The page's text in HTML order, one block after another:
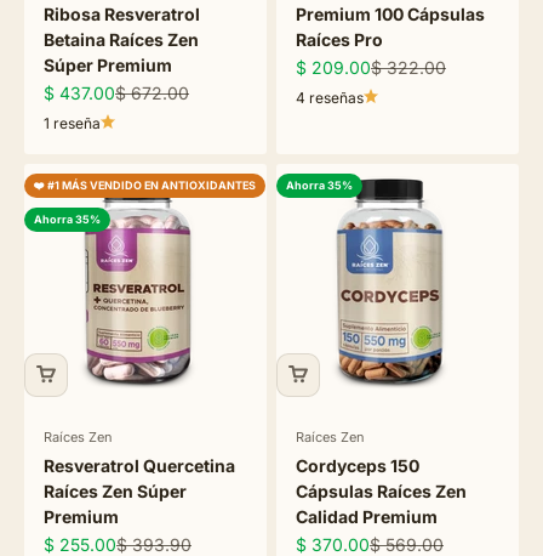
Ribosa Resveratrol
Betaina Raíces Zen
Súper Premium
Precio de oferta
$ 437.00Precio normal
$ 672.00
1 reseña
Premium 100 Cápsulas
Raíces Pro
Precio de oferta
$ 209.00Precio normal
$ 322.00
4 reseñas
❤️ #1 MÁS VENDIDO EN ANTIOXIDANTES
Ahorra 35%
Raíces Zen
Resveratrol Quercetina
Raíces Zen Súper
Premium
Precio de oferta
$ 255.00Precio normal
$ 393.90
Ahorra 35%
Raíces Zen
Cordyceps 150
Cápsulas Raíces Zen
Calidad Premium
Precio de oferta
$ 370.00Precio normal
$ 569.00